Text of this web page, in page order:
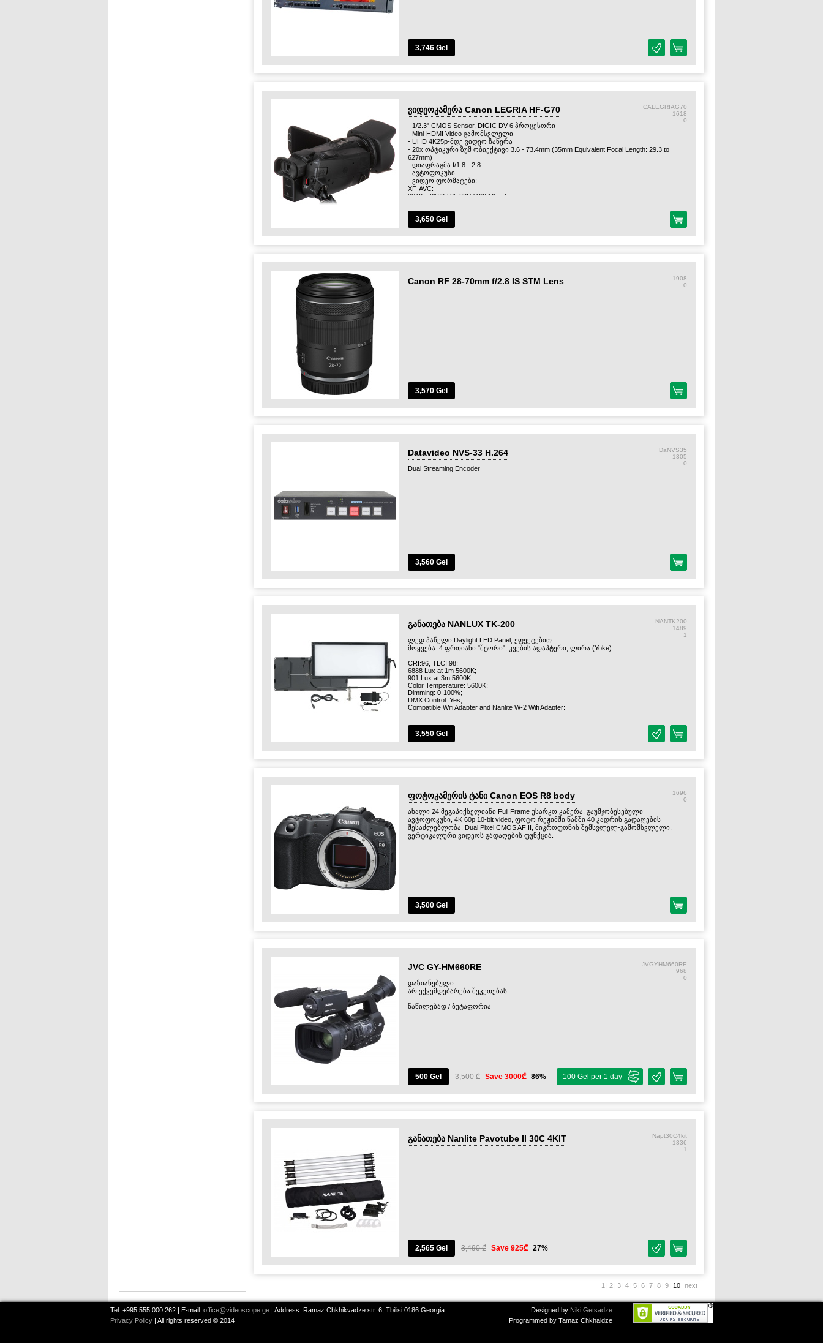
3,746 Gel
ვიდეოკამერა Canon LEGRIA HF-G70
CALEGRIAG70
1618
0
- 1/2.3" CMOS Sensor, DIGIC DV 6 პროცესორი
- Mini-HDMI Video გამომსვლელი
- UHD 4K25p-მდე ვიდეო ჩაწერა
- 20x ოპტიკური ზუმ ობიექტივი 3.6 - 73.4mm (35mm Equivalent Focal Length: 29.3 to
627mm)
- დიაფრაგმა f/1.8 - 2.8
- ავტოფოკუსი
- ვიდეო ფორმატები:
XF-AVC:
3840 x 2160 / 25.00P (160 Mbps)
MP4:
3840 x 2160 / 25.00P(150 Mbps)
1920 x 1080 / 50.00P, 25.00P (35, 17 Mbps)
1 x 1/8" / 3.5 mm TRS Stereo Microphone Input
3,650 Gel
Canon RF 28-70mm f/2.8 IS STM Lens
1908
0
3,570 Gel
Datavideo NVS-33 H.264
DaNVS35
1305
0
Dual Streaming Encoder
3,560 Gel
განათება NANLUX TK-200
NANTK200
1489
1
ლედ პანელი Daylight LED Panel, ეფექტებით.
მოყვება: 4 ფრთიანი "შტორი", კვების ადაპტერი, ლირა (Yoke).
CRI:96, TLCI:98;
6888 Lux at 1m 5600K;
901 Lux at 3m 5600K;
Color Temperature: 5600K;
Dimming: 0-100%;
DMX Control: Yes;
Compatible Wifi Adapter and Nanlite W-2 Wifi Adapter;
Power Source: DC24V/10.4A, 240W;
Battery Compatibility: V-Mount 26v Battery(Not Included);
Runtime @ 100% Brightness (Hours): V-Mount 150wh: 1.3 hours.
Height 54(cm), Length 89(cm), Width 8.5(cm);
3,550 Gel
ფოტოკამერის ტანი Canon EOS R8 body
1696
0
ახალი 24 მეგაპიქსელიანი Full Frame უსარკო კამერა. გაუმჯობესებული
ავტოფოკუსი, 4K 60p 10-bit video, ფოტო რეჟიმში წამში 40 კადრის გადაღების
შესაძლებლობა, Dual Pixel CMOS AF II, მიკროფონის შემსვლელ-გამომსვლელი,
ვერტიკალური ვიდეოს გადაღების ფუნქცია.
3,500 Gel
JVC GY-HM660RE
JVGYHM660RE
968
0
დაზიანებული
არ ექვემდებარება შეკეთებას
ნაწილებად / ბუტაფორია
500 Gel 3,500 ₾ Save 3000₾ 86% 100 Gel per 1 day
განათება Nanlite Pavotube II 30C 4KIT
Napt30C4kit
1336
1
2,565 Gel 3,490 ₾ Save 925₾ 27%
1 | 2 | 3 | 4 | 5 | 6 | 7 | 8 | 9 | 10 next
Designed by Niki Getsadze
Tel: +995 555 000 262 | E-mail: office@videoscope.ge| Address: Ramaz Chkhikvadze str. 6, Tbilisi 0186 Georgia
Privacy Policy | All rights reserved © 2014 Programmed by Tamaz Chkhaidze